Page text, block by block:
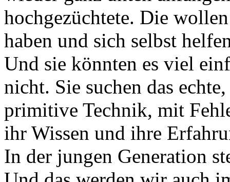
hochgezüchtete. Die
haben und sich selbst
Und sie könnten es viel
nicht. Sie suchen das
primitive Technik, mit
ihr Wissen und ihre
In der jungen Generation